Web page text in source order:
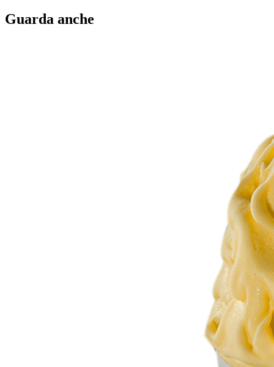
Guarda anche